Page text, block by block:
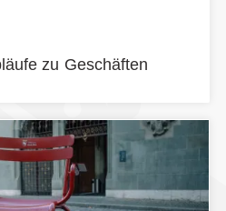
zu Geschäften